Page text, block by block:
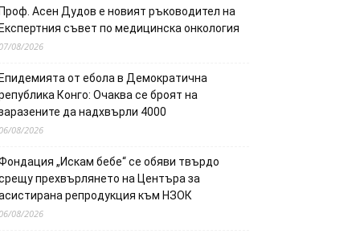
Асен Дудов е новият ръководител на
съвет по медицинска онкология
08/2026
от ебола в Демократична
Конго: Очаква се броят на
да надхвърли 4000
08/2026
„Искам бебе“ се обяви твърдо
прехвърлянето на Центъра за
репродукция към НЗОК
08/2026